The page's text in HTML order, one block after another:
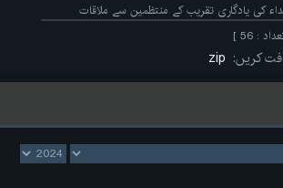
کی یادگاری تقریب کے منتظمین سے ملاقات
: 56 ]
کریں: